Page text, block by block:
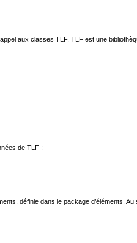
aux classes TLF. TLF est une
de TLF :
définie dans le package d’éléments.